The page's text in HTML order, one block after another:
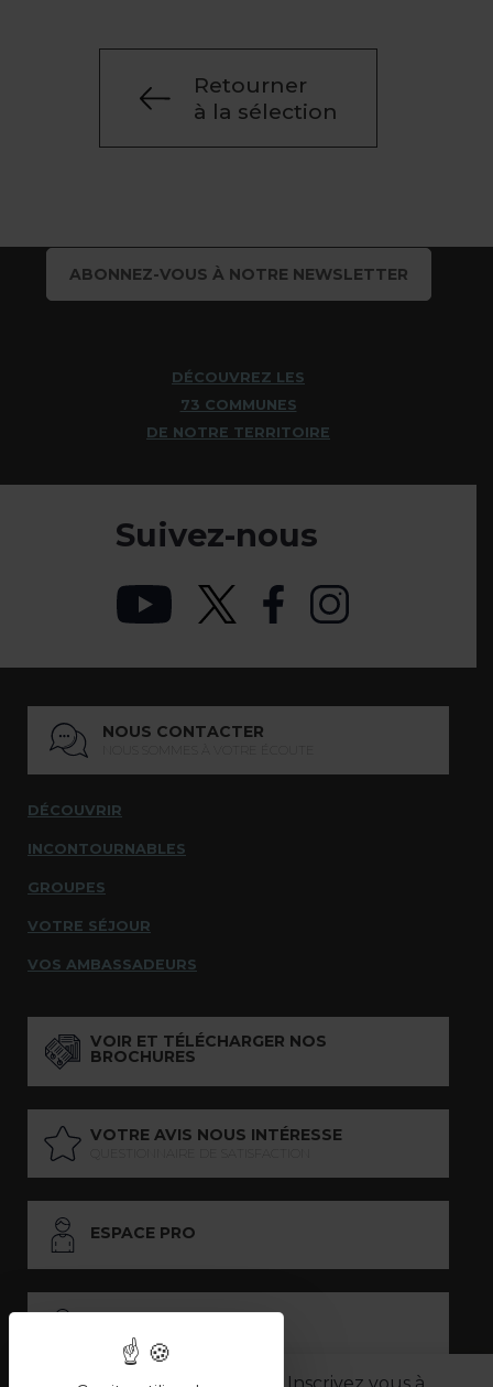
Retourner
à la sélection
ABONNEZ-VOUS À NOTRE NEWSLETTER
DÉCOUVREZ LES
73 COMMUNES
DE NOTRE TERRITOIRE
Suivez-nous
NOUS CONTACTER
DÉCOUVRIR
INCONTOURNABLES
GROUPES
VOTRE SÉJOUR
VOS AMBASSADEURS
VOIR ET TÉLÉCHARGER NOS
BROCHURES
VOTRE AVIS NOUS INTÉRESSE
ESPACE PRO